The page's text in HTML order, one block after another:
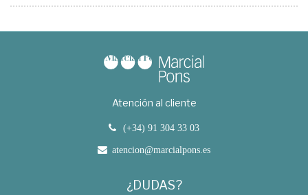
Atención al cliente
(+34) 91 304 33 03
atencion@marcialpons.es
¿DUDAS?